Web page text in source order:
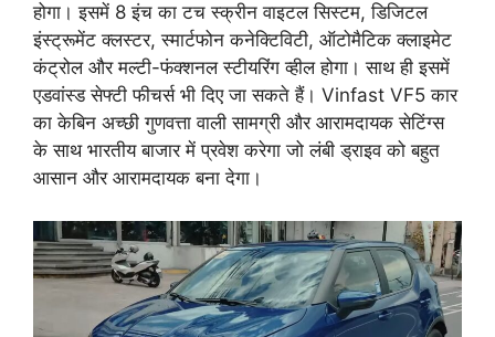
होगा। इसमें 8 इंच का टच स्क्रीन वाइटल सिस्टम, डिजिटल
इंस्ट्रूमेंट क्लस्टर, स्मार्टफोन कनेक्टिविटी, ऑटोमैटिक क्लाइमेट
कंट्रोल और मल्टी-फंक्शनल स्टीयरिंग व्हील होगा। साथ ही इसमें
एडवांस्ड सेफ्टी फीचर्स भी दिए जा सकते हैं। Vinfast VF5 कार
का केबिन अच्छी गुणवत्ता वाली सामग्री और आरामदायक सेटिंग्स
के साथ भारतीय बाजार में प्रवेश करेगा जो लंबी ड्राइव को बहुत
आसान और आरामदायक बना देगा।